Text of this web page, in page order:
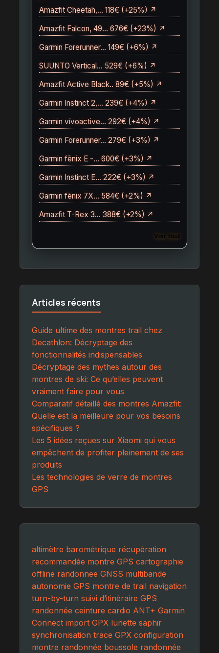
Amazfit Cheetah,… 118€ (+25%) ↗
Amazfit Falcon, 49… 676€ (+23%) ↗
Garmin Forerunner… 149€ (+6%) ↗
SUUNTO Vertical… 529€ (+6%) ↗
Amazfit Active Black.. 89€ (+5%) ↗
Garmin Instinct 2,… 239€ (+4%) ↗
Garmin vívoactive… 292€ (+4%) ↗
Garmin Forerunner… 279€ (+3%) ↗
Garmin fēnix E -… 600€ (+3%) ↗
Garmin Instinct E… 222€ (+3%) ↗
Garmin fēnix 7X… 584€ (+2%) ↗
Amazfit T-Rex 3… 388€ (+2%) ↗
Voir tout
Articles récents
Guide ultime des montres trail chez
Decathlon: Décryptage des
fonctionnalités indispensables
Décryptage des mythes autour des
montres de ski: Ce qu’elles peuvent
vraiment faire pour vous
Comparatif détaillé des montres Amazfit:
Quelle est la meilleure pour vos besoins
spécifiques ?
Les 5 idées reçues sur Xiaomi qui vous
empêchent de profiter pleinement de ses
produits
Les technologies de verre de montres
GPS
altimètre barométrique récupération
recommandée montre GPS cartographie
offline randonnee GNSS multibande
autonomie GPS montre de trail navigation
turn-by-turn suivi d’itinéraire GPS
randonnée ceinture cardio ANT+ Garmin
Connect import GPX lunette saphir
synchronisation trace GPX configuration
montre randonnée boussole randonnée